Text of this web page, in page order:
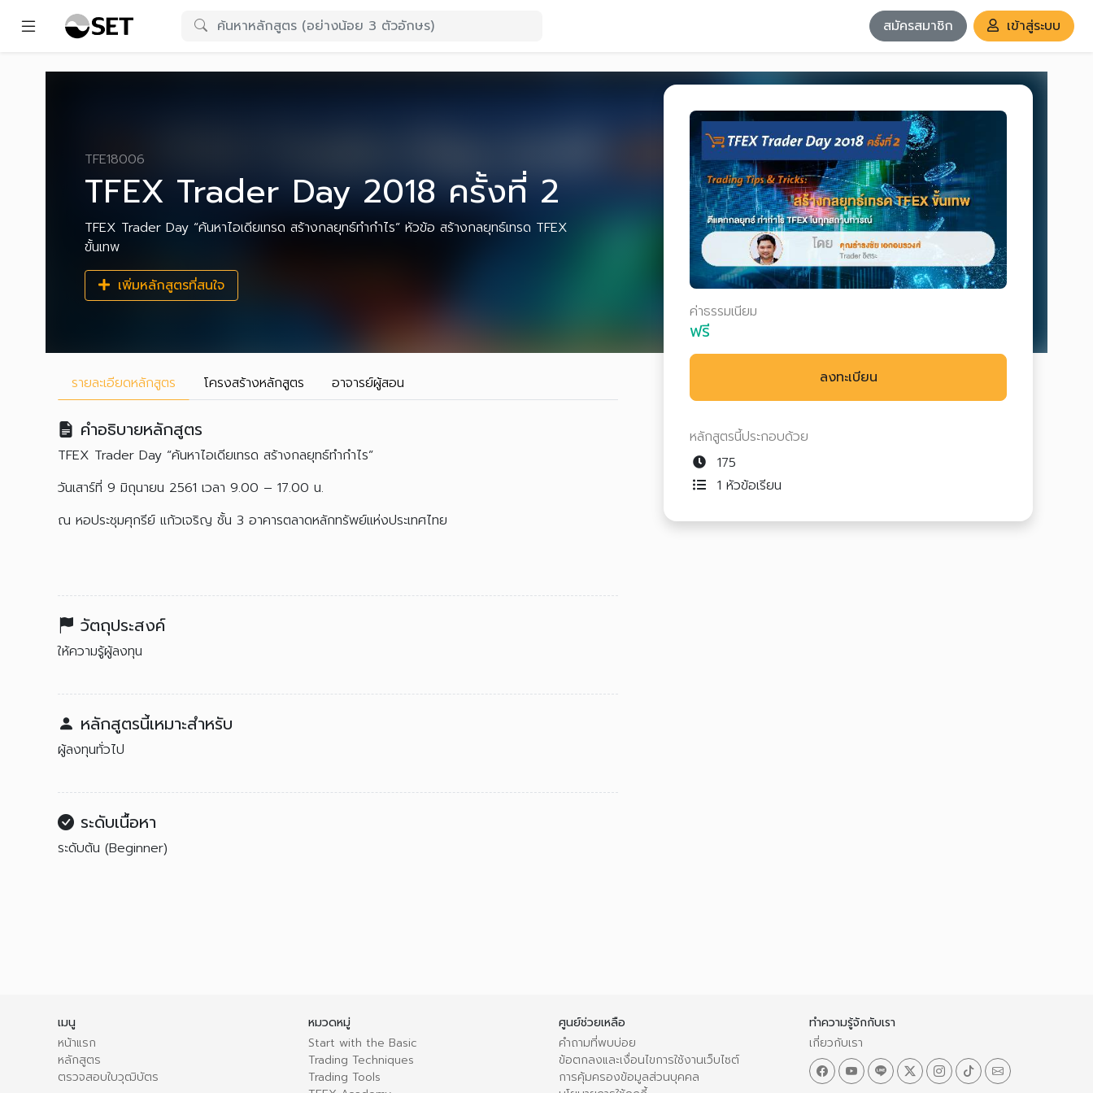
สมัครสมาชิก เข้าสู่ระบบ
TFE18006
TFEX Trader Day 2018 ครั้งที่ 2
TFEX Trader Day “ค้นหาไอเดียเทรด สร้างกลยุทธ์ทำกำไร” หัวข้อ สร้างกลยุทธ์เทรด TFEX
ขั้นเทพ
เพิ่มหลักสูตรที่สนใจ
ค่าธรรมเนียม
ฟรี
ลงทะเบียน
หลักสูตรนี้ประกอบด้วย
175
1 หัวข้อเรียน
รายละเอียดหลักสูตร โครงสร้างหลักสูตร อาจารย์ผู้สอน
คำอธิบายหลักสูตร
TFEX Trader Day “ค้นหาไอเดียเทรด สร้างกลยุทธ์ทำกำไร”
วันเสาร์ที่ 9 มิถุนายน 2561 เวลา 9.00 – 17.00 น.
ณ หอประชุมศุกรีย์ แก้วเจริญ ชั้น 3 อาคารตลาดหลักทรัพย์แห่งประเทศไทย
วัตถุประสงค์
ให้ความรู้ผู้ลงทุน
หลักสูตรนี้เหมาะสำหรับ
ผู้ลงทุนทั่วไป
ระดับเนื้อหา
ระดับต้น (Beginner)
เมนู
หน้าแรก
หลักสูตร
ตรวจสอบใบวุฒิบัตร
หมวดหมู่
Start with the Basic
Trading Techniques
Trading Tools
ศูนย์ช่วยเหลือ
คำถามที่พบบ่อย
ข้อตกลงและเงื่อนไขการใช้งานเว็บไซต์
การคุ้มครองข้อมูลส่วนบุคคล
ทำความรู้จักกับเรา
เกี่ยวกับเรา